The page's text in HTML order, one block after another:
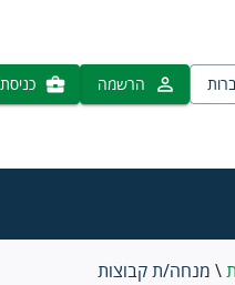
הרשמה
\ מנחה/ת קבוצות